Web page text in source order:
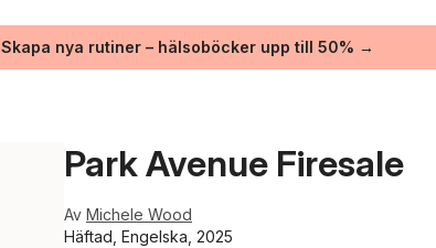
Skapa nya rutiner – hälsoböcker upp till 50% →
Park Avenue Firesale
Av Michele Wood
Häftad, Engelska, 2025